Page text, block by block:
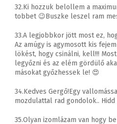
32.Ki hozzuk belollem a
tobbet 😉Buszke leszel ram
33.A legjobbkor jött most ez,
Az amúgy is agymosott kis
lökést, hogy csinálni, kell!!!
legyőzni és az elém gördülő
másokat győzhessek le! 😍
34.Kedves Gergő!Egy
mozdulattal rad gondolok..
35.Olyan izomlázam van hogy